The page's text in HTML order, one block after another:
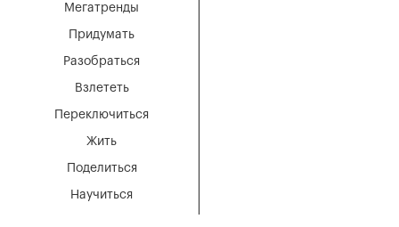
Мегатренды
Придумать
Разобраться
Взлететь
Переключиться
Жить
Поделиться
Научиться